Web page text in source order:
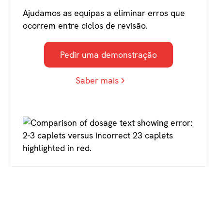
Ajudamos as equipas a eliminar erros que
ocorrem entre ciclos de revisão.
Pedir uma demonstração
Saber mais